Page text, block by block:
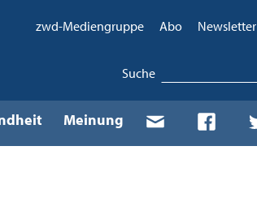
zwd-Mediengruppe Abo Newsletter
Suche
Meinung